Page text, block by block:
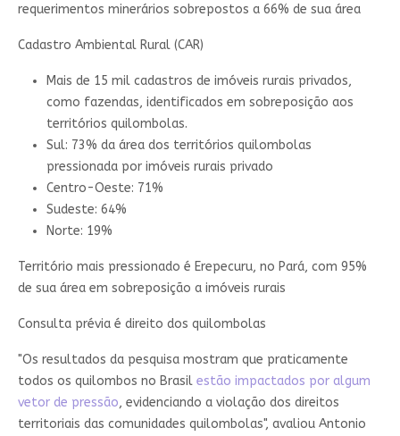
requerimentos minerários sobrepostos a 66% de sua área
Cadastro Ambiental Rural (CAR)
Mais de 15 mil cadastros de imóveis rurais privados,
como fazendas, identificados em sobreposição aos
territórios quilombolas.
Sul: 73% da área dos territórios quilombolas
pressionada por imóveis rurais privado
Centro-Oeste: 71%
Sudeste: 64%
Norte: 19%
Território mais pressionado é Erepecuru, no Pará, com 95%
de sua área em sobreposição a imóveis rurais
Consulta prévia é direito dos quilombolas
"Os resultados da pesquisa mostram que praticamente
todos os quilombos no Brasil estão impactados por algum
vetor de pressão, evidenciando a violação dos direitos
territoriais das comunidades quilombolas", avaliou Antonio